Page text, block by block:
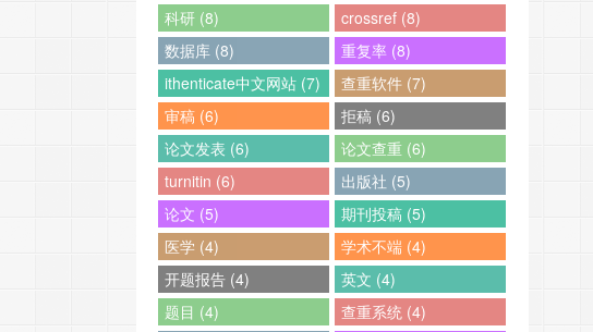
科研 (8)
crossref (8)
数据库 (8)
重复率 (8)
ithenticate中文网站 (7)
查重软件 (7)
审稿 (6)
拒稿 (6)
论文发表 (6)
论文查重 (6)
turnitin (6)
出版社 (5)
论文 (5)
期刊投稿 (5)
医学 (4)
学术不端 (4)
开题报告 (4)
英文 (4)
题目 (4)
查重系统 (4)